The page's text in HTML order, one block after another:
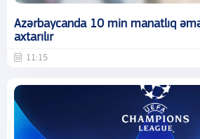
Azərbaycanda 10 min manatlıq
axtarılır
11:15